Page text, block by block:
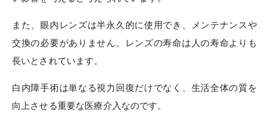
また、眼内レンズは半永久的に使用でき、メンテナンスや
交換の必要がありません。レンズの寿命は人の寿命よりも
長いとされています。
白内障手術は単なる視力回復だけでなく、生活全体の質を
向上させる重要な医療介入なのです。